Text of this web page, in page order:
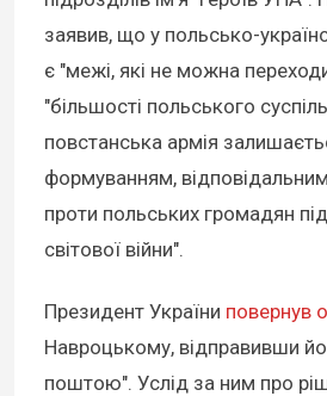
заявив, що у польсько-
є "межі, які не можна
"більшості польського
повстанська армія
формуванням,
проти польських громадян
світової війни".
Президент України повернув
Навроцькому, відправивши
поштою". Услід за ним про